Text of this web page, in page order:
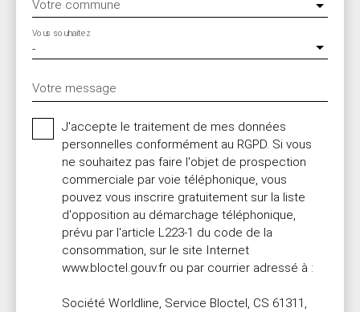
Votre commune
-
Vous souhaitez
Votre message
J'accepte le traitement de mes données
personnelles conformément au RGPD. Si vous
ne souhaitez pas faire l'objet de prospection
commerciale par voie téléphonique, vous
pouvez vous inscrire gratuitement sur la liste
d'opposition au démarchage téléphonique,
prévu par l'article L223-1 du code de la
consommation, sur le site Internet
www.bloctel.gouv.fr ou par courrier adressé à :
Société Worldline, Service Bloctel, CS 61311,